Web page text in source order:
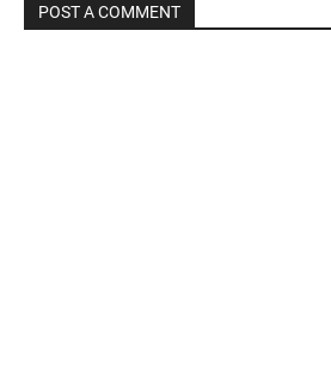
POST A COMMENT